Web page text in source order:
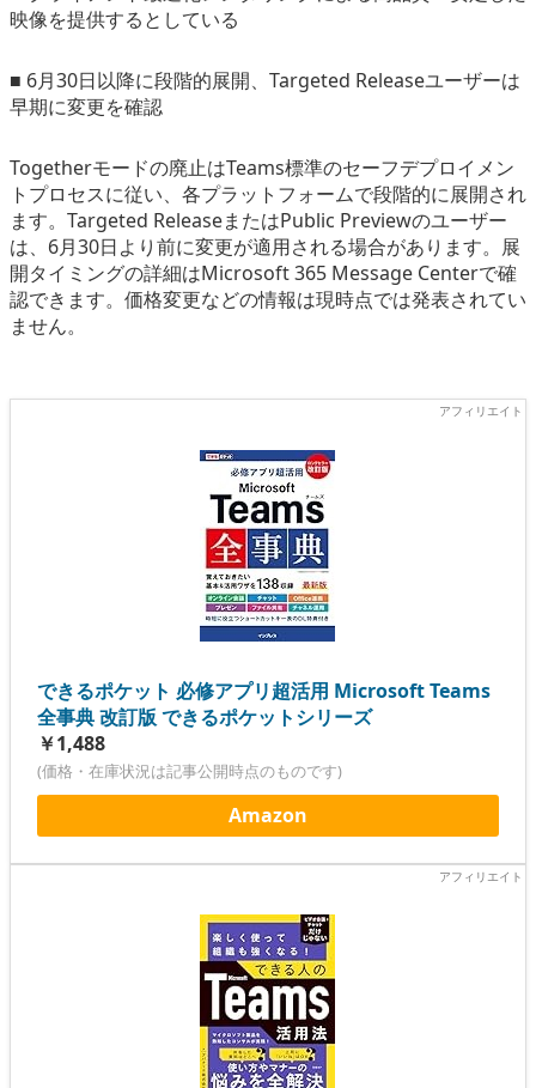
映像を提供するとしている
■ 6月30日以降に段階的展開、Targeted Releaseユーザーは
早期に変更を確認
Togetherモードの廃止はTeams標準のセーフデプロイメン
トプロセスに従い、各プラットフォームで段階的に展開され
ます。Targeted ReleaseまたはPublic Previewのユーザー
は、6月30日より前に変更が適用される場合があります。展
開タイミングの詳細はMicrosoft 365 Message Centerで確
認できます。価格変更などの情報は現時点では発表されてい
ません。
できるポケット 必修アプリ超活用 Microsoft Teams
全事典 改訂版 できるポケットシリーズ
￥1,488
(価格・在庫状況は記事公開時点のものです)
Amazon